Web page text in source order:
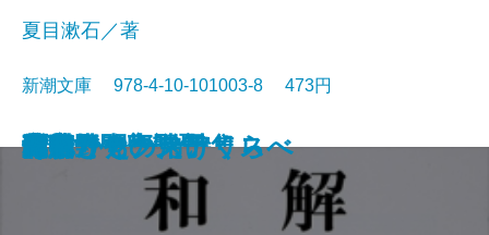
猟銃・闘牛
ヴェルレーヌ詩集
草枕
斜陽
高村光太郎詩集
歌行燈・高野聖
土
真実一路
老妓抄
坊っちゃん
夏目漱石／著
新潮文庫 978-4-10-101003-8 473円
和解
ヰタ・セクスアリス
出家とその弟子
にごりえ・たけくらべ
武蔵野
白痴
青年
雁
それから
門